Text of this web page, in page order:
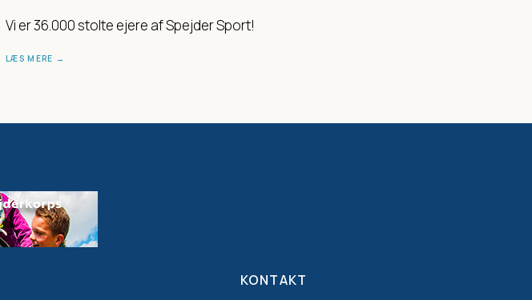
Vi er 36.000 stolte ejere af Spejder Sport!
LÆS MERE
KONTAKT